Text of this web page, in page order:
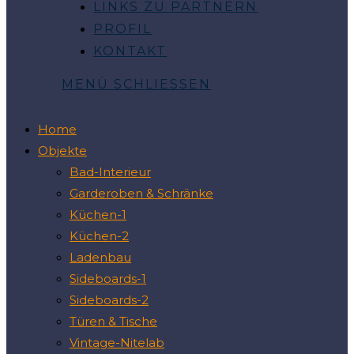
LINKS ZU PARTNERN
PROFIL
KONTAKT
MENÜ SCHLIESSEN
Home
Objekte
Bad-Interieur
Garderoben & Schränke
Küchen-1
Küchen-2
Ladenbau
Sideboards-1
Sideboards-2
Türen & Tische
Vintage-Nitelab